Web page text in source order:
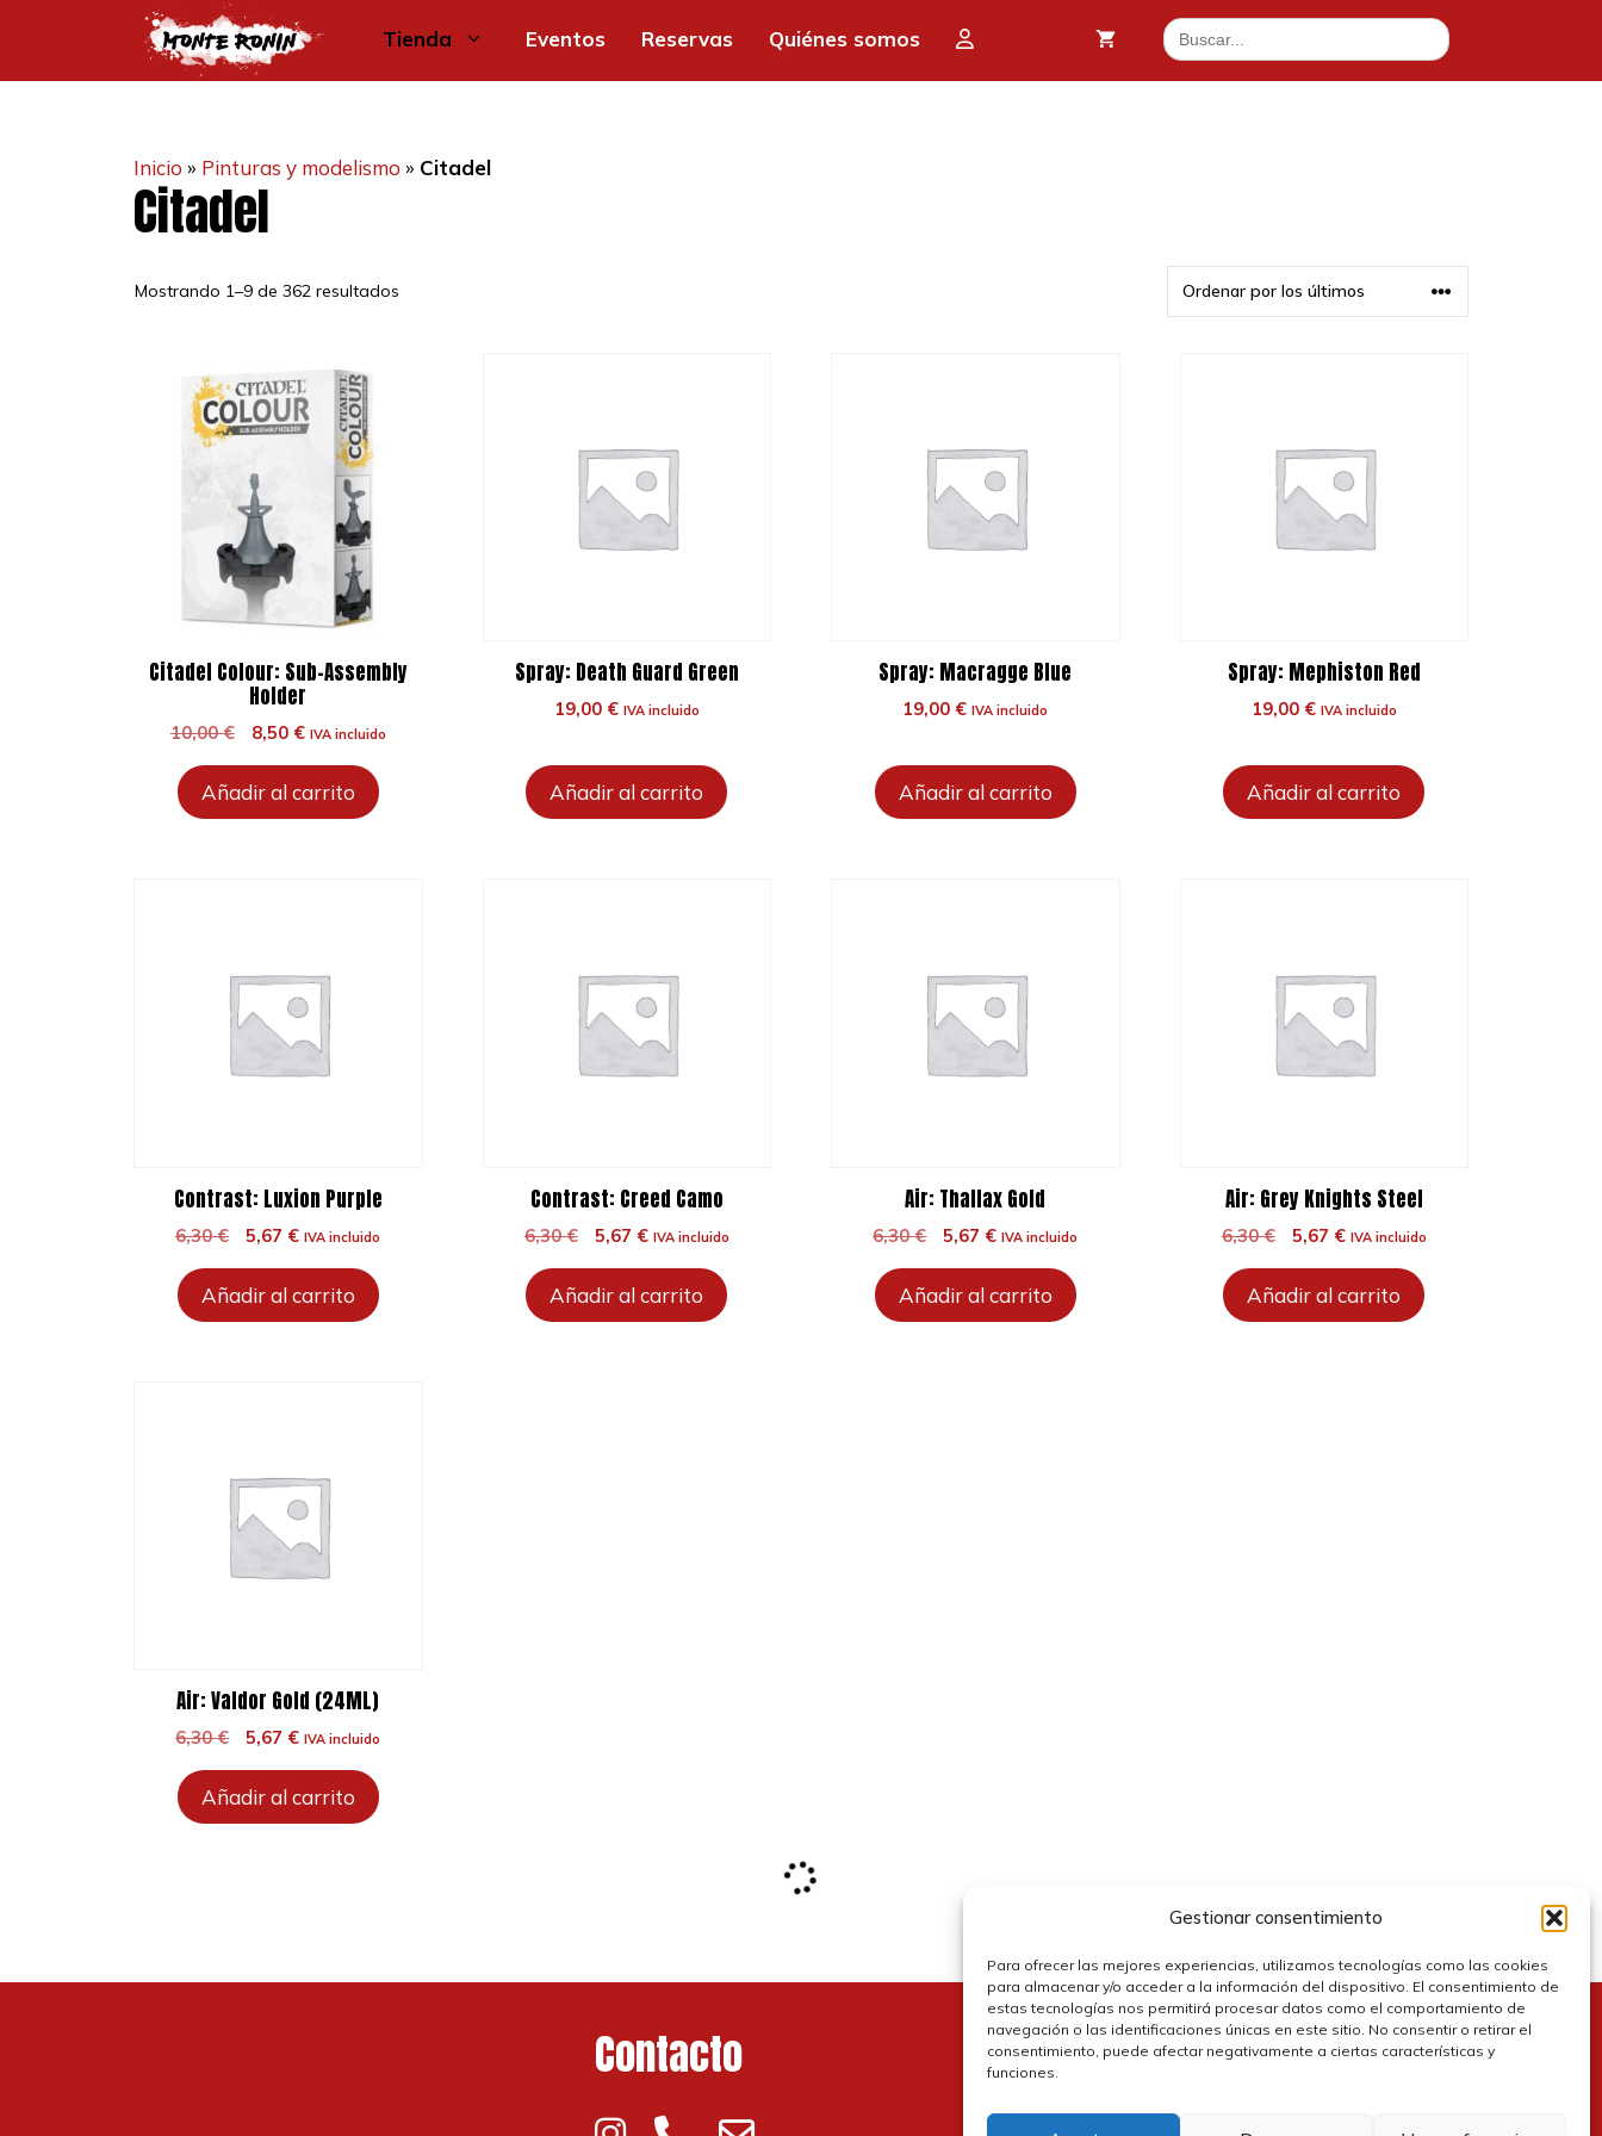
Gestionar consentimiento
Para ofrecer las mejores experiencias, utilizamos tecnologías como las cookies
para almacenar y/o acceder a la información del dispositivo. El consentimiento de
estas tecnologías nos permitirá procesar datos como el comportamiento de
navegación o las identificaciones únicas en este sitio. No consentir o retirar el
consentimiento, puede afectar negativamente a ciertas características y
funciones.
Tienda Eventos Reservas Quiénes somos Buscar:
Inicio » Pinturas y modelismo » Citadel
Citadel
Mostrando 1–9 de 362 resultados
Citadel Colour: Sub-Assembly
Holder
10,00€
El
original
era:
8,50 €El
actual
es:
IVA incluido
Añadir al carrito
Spray: Death Guard Green
19,00 € IVA incluido
Añadir al carrito
Spray: Macragge Blue
19,00 € IVA incluido
Añadir al carrito
Spray: Mephiston Red
19,00 € IVA incluido
Añadir al carrito
Contrast: Luxion Purple
6,30€
El
original
era:
5,67 €El
actual
es:
IVA incluido
Añadir al carrito
Contrast: Creed Camo
6,30€
El
original
era:
5,67 €El
actual
es:
IVA incluido
Añadir al carrito
Air: Thallax Gold
6,30€
El
original
era:
5,67 €El
actual
es:
IVA incluido
Añadir al carrito
Air: Grey Knights Steel
6,30€
El
original
era:
5,67 €El
actual
es:
IVA incluido
Añadir al carrito
Air: Valdor Gold (24ML)
6,30€
El
original
era:
5,67 €El
actual
es:
IVA incluido
Añadir al carrito
Contacto Política de cookies
Política de privacidad